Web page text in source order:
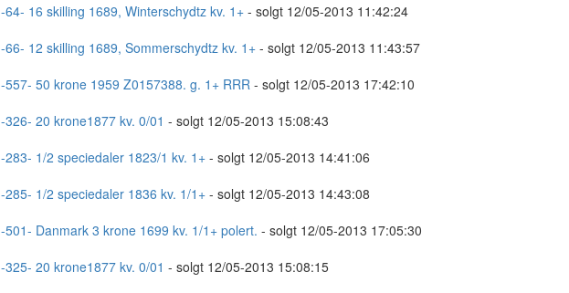
-64- 16 skilling 1689, Winterschydtz kv. 1+- solgt 12/05-2013 11:42:24
-66- 12 skilling 1689, Sommerschydtz kv. 1+- solgt 12/05-2013 11:43:57
-557- 50 krone 1959 Z0157388. g. 1+ RRR- solgt 12/05-2013 17:42:10
-326- 20 krone1877 kv. 0/01 - solgt 12/05-2013 15:08:43
-283- 1/2 speciedaler 1823/1 kv. 1+- solgt 12/05-2013 14:41:06
-285- 1/2 speciedaler 1836 kv. 1/1+- solgt 12/05-2013 14:43:08
-501- Danmark 3 krone 1699 kv. 1/1+ polert. - solgt 12/05-2013 17:05:30
-325- 20 krone1877 kv. 0/01 - solgt 12/05-2013 15:08:15